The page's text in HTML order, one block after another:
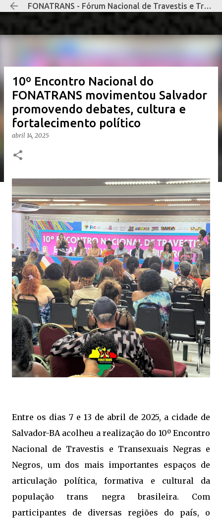
Pular para o conteúdo principal
FONATRANS - Fórum Nacional de Travestis e Transexuais Negras e Negros
10º Encontro Nacional do
FONATRANS movimentou Salvador
promovendo debates, cultura e
fortalecimento político
abril 14, 2025
Entre os dias 7 e 13 de abril de 2025, a cidade de
Salvador-BA acolheu a realização do 10º Encontro
Nacional de Travestis e Transexuais Negras e
Negros, um dos mais importantes espaços de
articulação política, formativa e cultural da
população trans negra brasileira. Com
participantes de diversas regiões do país, o